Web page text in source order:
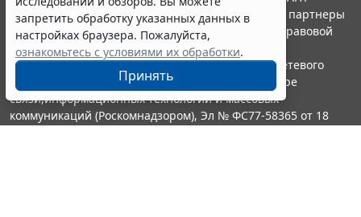
запретить обработку указанных данных в
настройках браузера. Пожалуйста,
ознакомьтесь с условиями их обработки.
Принять
выпускается с 1990 года. Компания "Гарант" и ее партнеры
являются участниками Российской ассоциации правовой
информации ГАРАНТ.
Портал ГАРАНТ.РУ зарегистрирован в качестве сетевого
издания Федеральной службой по надзору в сфере
связи,информационных технологий и массовых
коммуникаций (Роскомнадзором), Эл № ФС77-58365 от 18